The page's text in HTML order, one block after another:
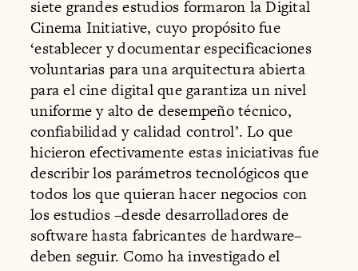
siete grandes estudios formaron la Digital
Cinema Initiative, cuyo propósito fue
‘establecer y documentar especificaciones
voluntarias para una arquitectura abierta
para el cine digital que garantiza un nivel
uniforme y alto de desempeño técnico,
confiabilidad y calidad control’. Lo que
hicieron efectivamente estas iniciativas fue
describir los parámetros tecnológicos que
todos los que quieran hacer negocios con
los estudios –desde desarrolladores de
software hasta fabricantes de hardware–
deben seguir. Como ha investigado el